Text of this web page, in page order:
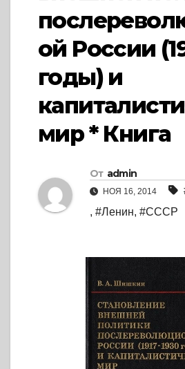
ой России
годы) и
мир * Книга
От admin
НОЯ 16, 2014
, #Ленин, #СССР